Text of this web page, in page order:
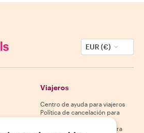
EUR (€)
Viajeros
Centro de ayuda para viajeros
Política de cancelación para
Términos y condiciones para